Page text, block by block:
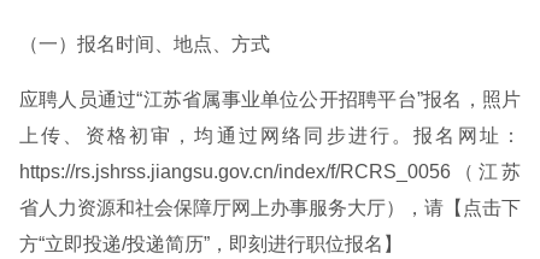
（一）报名时间、地点、方式
应聘人员通过“江苏省属事业单位公开招聘平台”报名，照片
上传、资格初审，均通过网络同步进行。报名网址：
https://rs.jshrss.jiangsu.gov.cn/index/f/RCRS_0056（江苏
省人力资源和社会保障厅网上办事服务大厅），请【点击下
方“立即投递/投递简历”，即刻进行职位报名】